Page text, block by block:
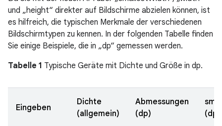
und „height“ direkter auf Bildschirme abzielen können, ist
es hilfreich, die typischen Merkmale der verschiedenen
Bildschirmtypen zu kennen. In der folgenden Tabelle finden
Sie einige Beispiele, die in „dp“ gemessen werden.
Tabelle 1 Typische Geräte mit Dichte und Größe in dp.
Eingeben
Dichte
(allgemein)
Abmessungen
(dp)
(dp)